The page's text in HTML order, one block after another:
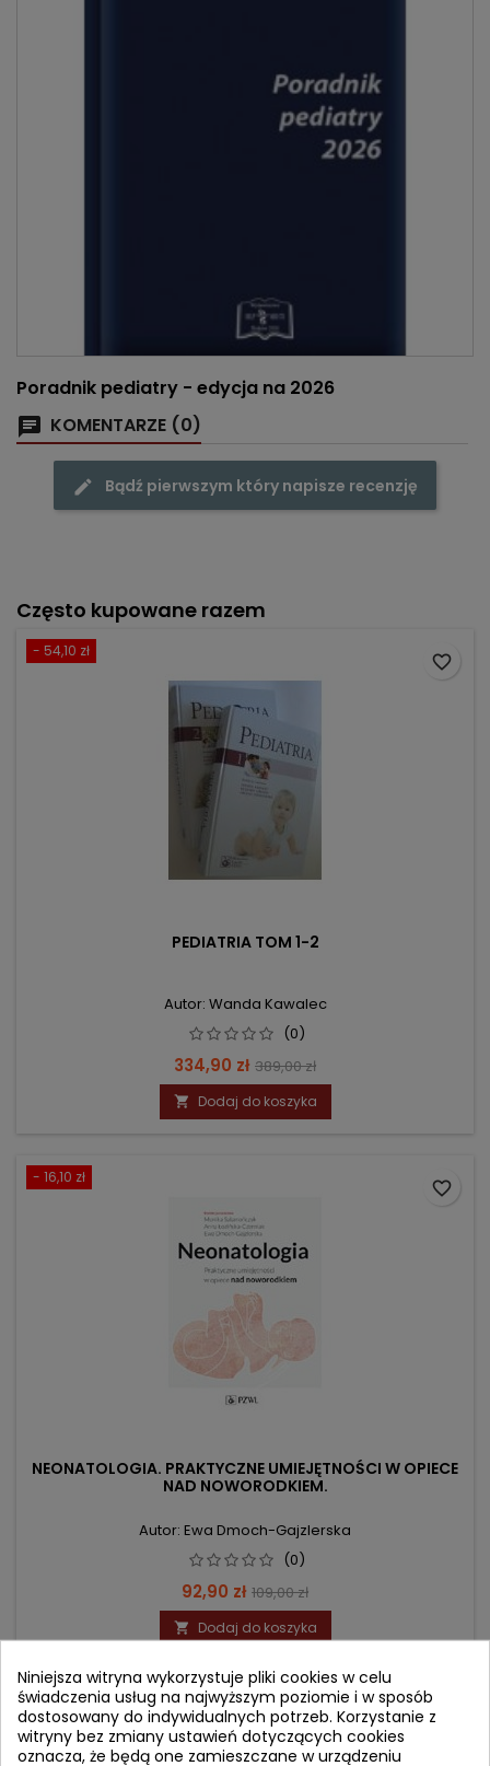
Poradnik pediatry - edycja na 2026
KOMENTARZE (0)
Bądź pierwszym który napisze recenzję
Często kupowane razem
- 54,10 zł
PEDIATRIA TOM 1-2
Autor: Wanda Kawalec
(0)
Cena
334,90 zł Cena
podstawowa
389,00 zł
 Dodaj do koszyka
favorite_border
- 16,10 zł
NEONATOLOGIA. PRAKTYCZNE UMIEJĘTNOŚCI W OPIECE
NAD NOWORODKIEM.
Autor: Ewa Dmoch-Gajzlerska
(0)
Cena
92,90 zł Cena
podstawowa
109,00 zł
 Dodaj do koszyka
favorite_border
- 3,10 zł
favorite_border
Niniejsza witryna wykorzystuje pliki cookies w celu
świadczenia usług na najwyższym poziomie i w sposób
dostosowany do indywidualnych potrzeb. Korzystanie z
witryny bez zmiany ustawień dotyczących cookies
oznacza, że będą one zamieszczane w urządzeniu